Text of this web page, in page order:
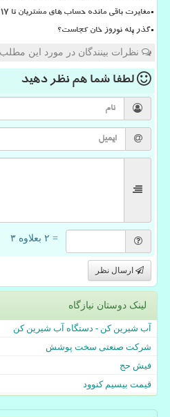
مغایرت باقی مانده حساب های مشتریان تا 17 مرداد رفع می شود
گذر پله نوروز خان کجاست؟
نظرات بینندگان در مورد این مطلب
لطفا شما همنظر دهید
= ۲ بعلاوه ۳
ارسال نظر
لینک دوستان نیازگاه
آب شیرین کن - دستگاه آب شیرین کن
شرکت صنعتی سخت پوشش
فیش حج
قیمت بیسیم کنوود